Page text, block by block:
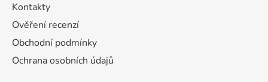
Kontakty
Ověření recenzí
Obchodní podmínky
Ochrana osobních údajů